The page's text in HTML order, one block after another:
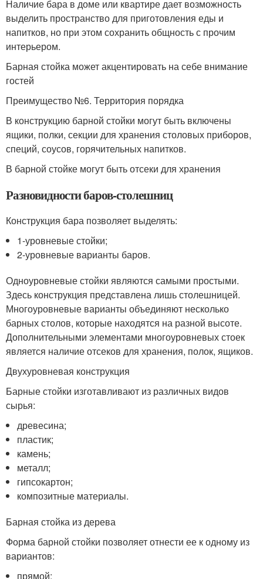
Наличие бара в доме или квартире дает возможность
выделить пространство для приготовления еды и
напитков, но при этом сохранить общность с прочим
интерьером.
Барная стойка может акцентировать на себе внимание
гостей
Преимущество №6. Территория порядка
В конструкцию барной стойки могут быть включены
ящики, полки, секции для хранения столовых приборов,
специй, соусов, горячительных напитков.
В барной стойке могут быть отсеки для хранения
Разновидности баров-столешниц
Конструкция бара позволяет выделять:
1-уровневые стойки;
2-уровневые варианты баров.
Одноуровневые стойки являются самыми простыми.
Здесь конструкция представлена лишь столешницей.
Многоуровневые варианты объединяют несколько
барных столов, которые находятся на разной высоте.
Дополнительными элементами многоуровневых стоек
является наличие отсеков для хранения, полок, ящиков.
Двухуровневая конструкция
Барные стойки изготавливают из различных видов
сырья:
древесина;
пластик;
камень;
металл;
гипсокартон;
композитные материалы.
Барная стойка из дерева
Форма барной стойки позволяет отнести ее к одному из
вариантов:
прямой;